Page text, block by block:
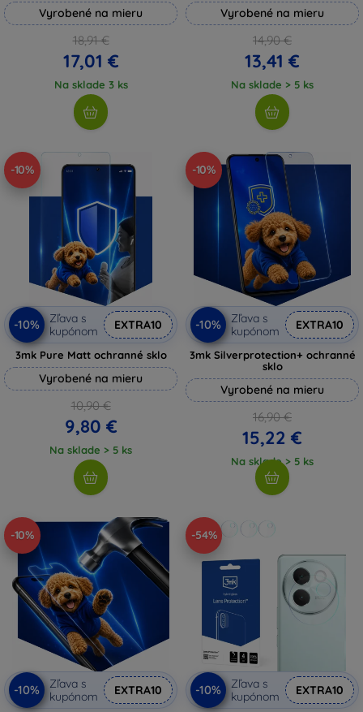
Vyrobené na mieru
18,91 €
17,01 €
Na sklade 3 ks
Vyrobené na mieru
14,90 €
13,41 €
Na sklade > 5 ks
-10%
-10%
Zľava s
kupónom
EXTRA10
3mk Pure Matt ochranné sklo
Vyrobené na mieru
10,90 €
9,80 €
Na sklade > 5 ks
-10%
-10%
Zľava s
kupónom
EXTRA10
3mk Silverprotection+ ochranné
sklo
Vyrobené na mieru
16,90 €
15,22 €
Na sklade > 5 ks
-10%
-10%
Zľava s
kupónom
EXTRA10
-54%
-10%
Zľava s
kupónom
EXTRA10